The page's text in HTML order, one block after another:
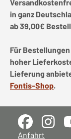
in ganz
ab 39,00€
Für
hoher
Lieferung
Fontis-Shop.
Anfahrt